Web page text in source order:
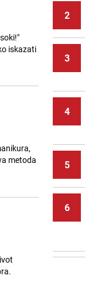
iskazati
metoda
2
3
4
5
6